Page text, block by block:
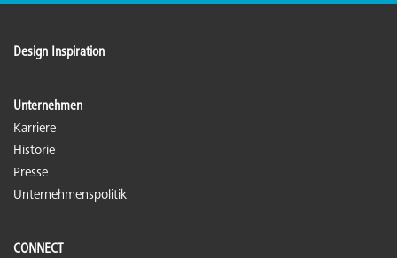
Design Inspiration
Unternehmen
Karriere
Historie
Presse
Unternehmenspolitik
CONNECT